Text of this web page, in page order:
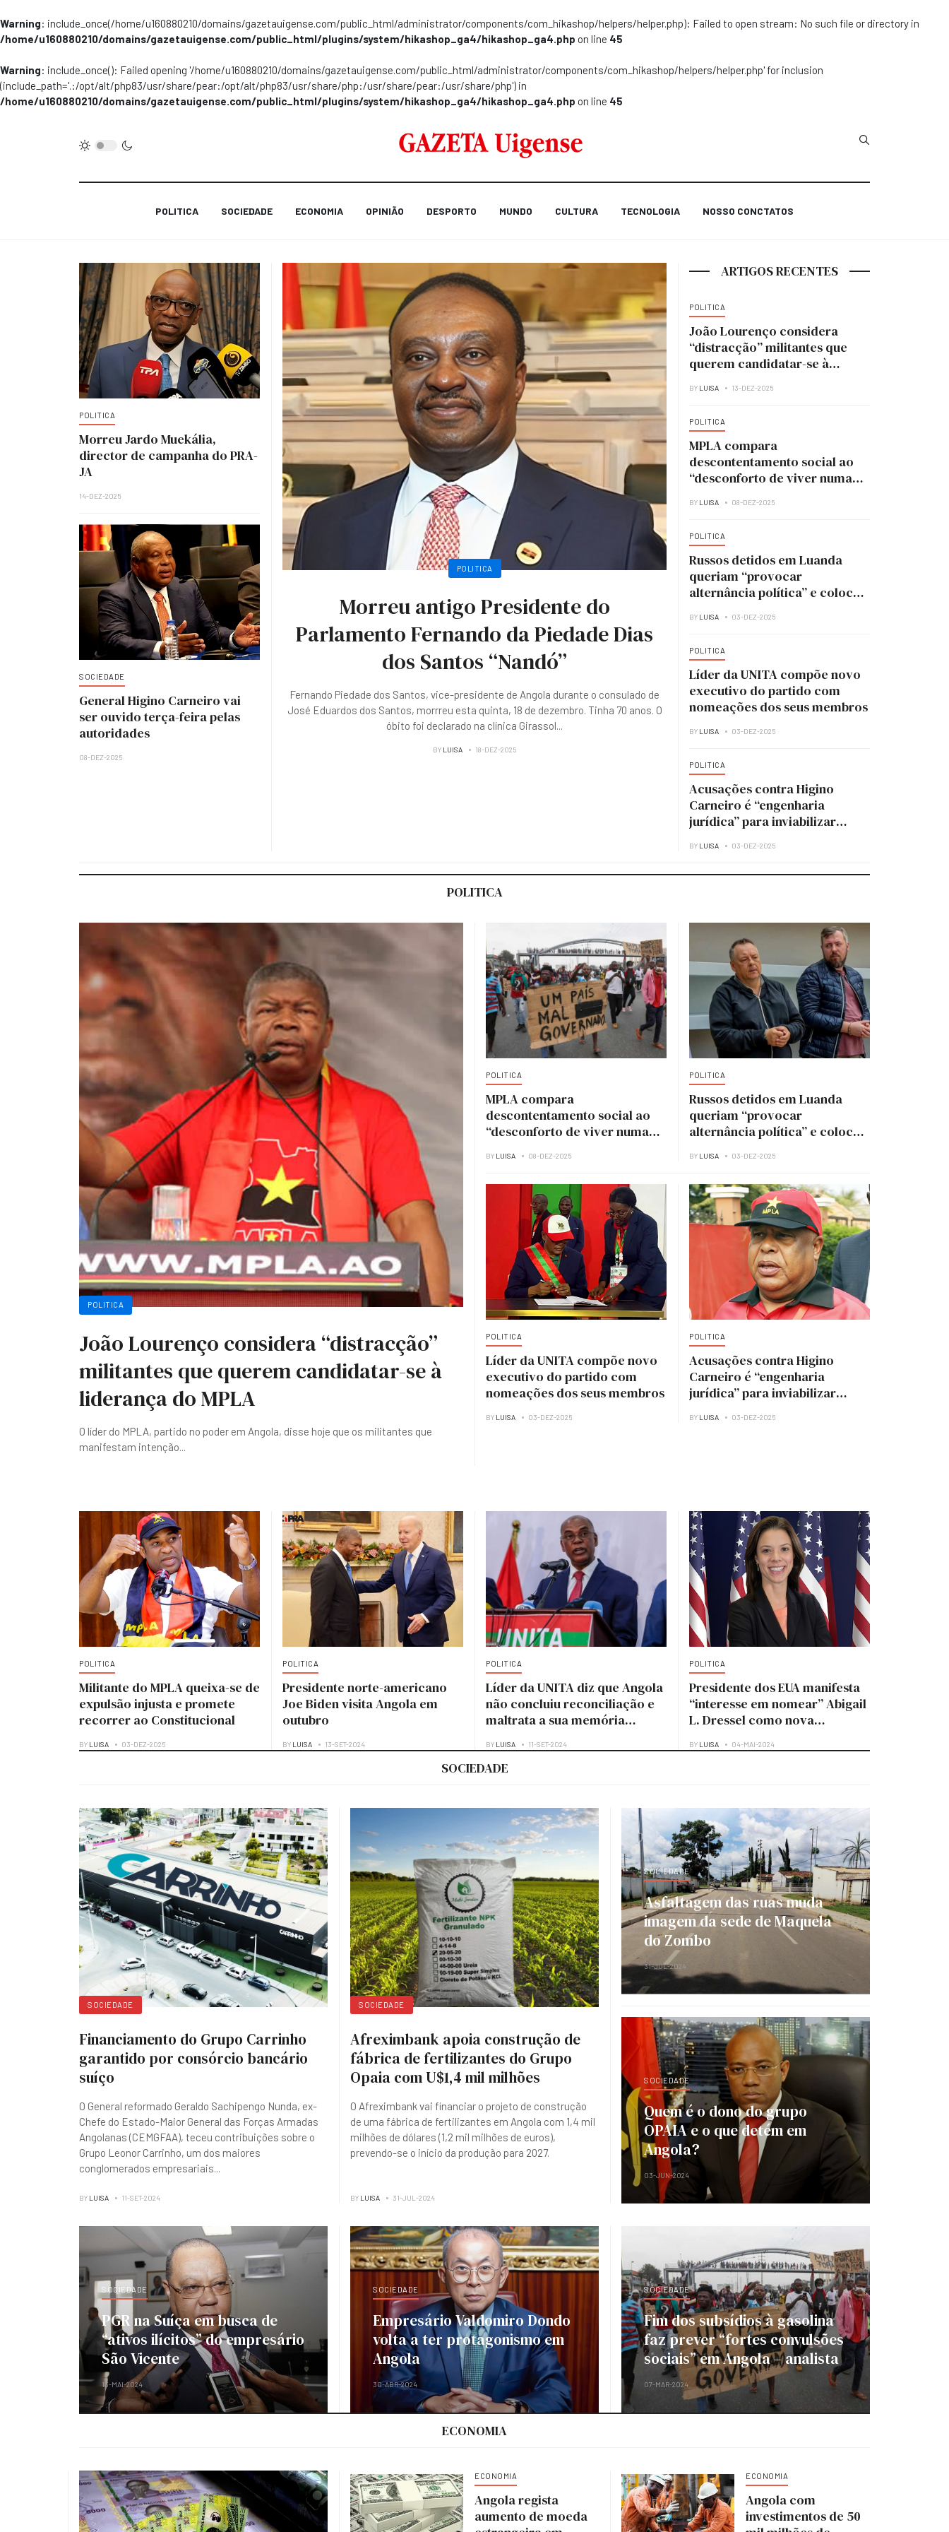
Warning: include_once(/home/u160880210/domains/gazetauigense.com/public_html/administrator/components/com_hikashop/helpers/helper.php): Failed to open stream: No such file or directory in
/home/u160880210/domains/gazetauigense.com/public_html/plugins/system/hikashop_ga4/hikashop_ga4.php on line 45
Warning: include_once(): Failed opening '/home/u160880210/domains/gazetauigense.com/public_html/administrator/components/com_hikashop/helpers/helper.php' for inclusion
(include_path='.:/opt/alt/php83/usr/share/pear:/opt/alt/php83/usr/share/php:/usr/share/pear:/usr/share/php') in
/home/u160880210/domains/gazetauigense.com/public_html/plugins/system/hikashop_ga4/hikashop_ga4.php on line 45
Type 2 or more
POLITICA SOCIEDADE ECONOMIA OPINIÃO DESPORTO MUNDO CULTURA TECNOLOGIA NOSSO CONCTATOS
POLITICA
Morreu Jardo Muekália,
director de campanha do PRA-
JA
14-DEZ-2025
SOCIEDADE
General Higino Carneiro vai
ser ouvido terça-feira pelas
autoridades
08-DEZ-2025
POLITICA
Morreu antigo Presidente do
Parlamento Fernando da Piedade Dias
dos Santos “Nandó”
Fernando Piedade dos Santos, vice-presidente de Angola durante o consulado de
José Eduardos dos Santos, morrreu esta quinta, 18 de dezembro. Tinha 70 anos. O
óbito foi declarado na clínica Girassol...
BY LUISA 18-DEZ-2025
ARTIGOS RECENTES
POLITICA
João Lourenço considera
“distracção” militantes que
querem candidatar-se à
BY LUISA 13-DEZ-2025
POLITICA
MPLA compara
descontentamento social ao
“desconforto de viver numa
BY LUISA 08-DEZ-2025
POLITICA
Russos detidos em Luanda
queriam “provocar
alternância política” e colocar
BY LUISA 03-DEZ-2025
POLITICA
Líder da UNITA compõe novo
executivo do partido com
nomeações dos seus membros
BY LUISA 03-DEZ-2025
POLITICA
Acusações contra Higino
Carneiro é “engenharia
jurídica” para inviabilizar
MPLA — analista
BY LUISA 03-DEZ-2025
POLITICA
POLITICA
João Lourenço considera “distracção”
militantes que querem candidatar-se à
liderança do MPLA
O líder do MPLA, partido no poder em Angola, disse hoje que os militantes que
manifestam intenção...
POLITICA
MPLA compara
descontentamento social ao
“desconforto de viver numa
BY LUISA 08-DEZ-2025
POLITICA
Russos detidos em Luanda
queriam “provocar
alternância política” e colocar
BY LUISA 03-DEZ-2025
POLITICA
Líder da UNITA compõe novo
executivo do partido com
nomeações dos seus membros
BY LUISA 03-DEZ-2025
POLITICA
Acusações contra Higino
Carneiro é “engenharia
jurídica” para inviabilizar
MPLA — analista
BY LUISA 03-DEZ-2025
POLITICA
Militante do MPLA queixa-se de
expulsão injusta e promete
recorrer ao Constitucional
BY LUISA 03-DEZ-2025
POLITICA
Presidente norte-americano
Joe Biden visita Angola em
outubro
BY LUISA 13-SET-2024
POLITICA
Líder da UNITA diz que Angola
não concluiu reconciliação e
maltrata a sua memória
BY LUISA 11-SET-2024
POLITICA
Presidente dos EUA manifesta
“interesse em nomear” Abigail
L. Dressel como nova
BY LUISA 04-MAI-2024
SOCIEDADE
SOCIEDADE
Financiamento do Grupo Carrinho
garantido por consórcio bancário
suíço
O General reformado Geraldo Sachipengo Nunda, ex-
Chefe do Estado-Maior General das Forças Armadas
Angolanas (CEMGFAA), teceu contribuições sobre o
Grupo Leonor Carrinho, um dos maiores
conglomerados empresariais
BY LUISA 11-SET-2024
SOCIEDADE
Afreximbank apoia construção de
fábrica de fertilizantes do Grupo
Opaia com U$1,4 mil milhões
O Afreximbank vai financiar o projeto de construção
de uma fábrica de fertilizantes em Angola com 1,4 mil
milhões de dólares (1,2 mil milhões de euros),
prevendo-se o início da produção para 2027.
BY LUISA 31-JUL-2024
SOCIEDADE
Asfaltagem das ruas muda
imagem da sede de Maquela
do Zombo
31-JUL-2024
SOCIEDADE
Quem é o dono do grupo
OPAIA e o que detém em
Angola?
03-JUN-2024
SOCIEDADE
PGR na Suíça em busca de
“ativos ilícitos” do empresário
São Vicente
13-MAI-2024
SOCIEDADE
Empresário Valdomiro Dondo
volta a ter protagonismo em
Angola
30-ABR-2024
SOCIEDADE
Fim dos subsídios à gasolina
faz prever “fortes convulsões
sociais” em Angola – analista
07-MAR-2024
ECONOMIA
ECONOMIA
Angola regista
aumento de moeda
ECONOMIA
Angola com
investimentos de 50